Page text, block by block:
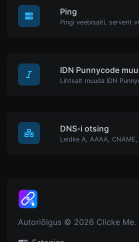
Ping
Pingi veebisaiti, serverit
IDN Punnycode
Lihtsalt muuda IDN
DNS-i otsing
Autoriõigus © 2026 Clicke Me.